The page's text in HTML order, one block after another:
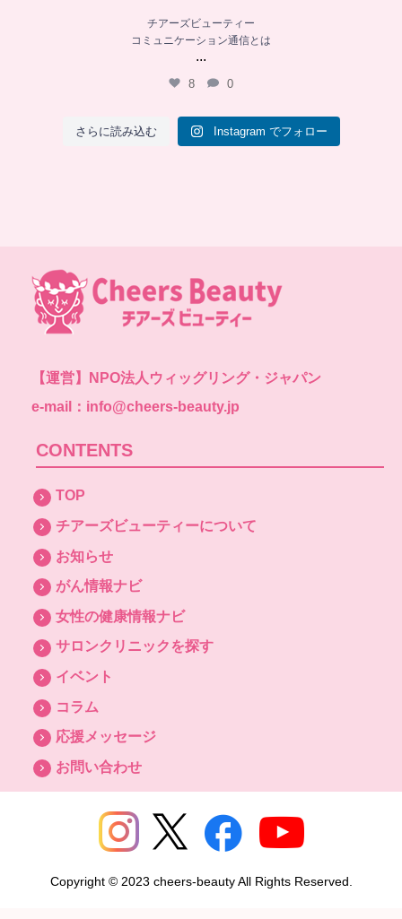
チアーズビューティー
コミュニケーション通信とは
...
8 0
さらに読み込む Instagram でフォロー
【運営】
NPO法人ウィッグリング・ジャパン
e-mail：info@cheers-beauty.jp
CONTENTS
TOP
チアーズビューティーについて
お知らせ
がん情報ナビ
女性の健康情報ナビ
サロンクリニックを探す
イベント
コラム
応援メッセージ
お問い合わせ
Copyright © 2023 cheers-beauty All Rights Reserved.